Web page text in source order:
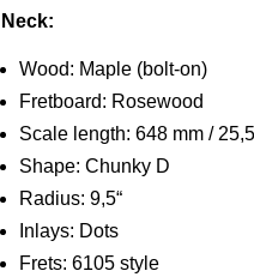
Neck:
Wood: Maple (bolt-on)
Fretboard: Rosewood
Scale length: 648 mm /
Shape: Chunky D
Radius: 9,5“
Inlays: Dots
Frets: 6105 style